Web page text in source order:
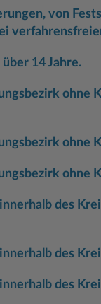
von
14 Jahre.
des
des
des